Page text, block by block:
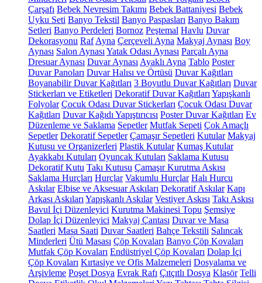
Çarşafı Bebek Nevresim Takımı Bebek Battaniyesi Bebek
Uyku Seti Banyo Tekstil Banyo Paspasları Banyo Bakım
Setleri Banyo Perdeleri Bornoz Peştemal Havlu Duvar
Dekorasyonu Raf Ayna Çerçeveli Ayna Makyaj Aynası Boy
Aynası Salon Aynası Yatak Odası Aynası Parçalı Ayna
Dresuar Aynası Duvar Aynası Ayaklı Ayna Tablo Poster
Duvar Panoları Duvar Halısı ve Örtüsü Duvar Kağıtları
Boyanabilir Duvar Kağıtları 3 Boyutlu Duvar Kağıtları Duvar
Stickerları ve Etiketleri Dekoratif Duvar Kağıtları Yapışkanlı
Folyolar Çocuk Odası Duvar Stickerları Çocuk Odası Duvar
Kağıtları Duvar Kağıdı Yapıştırıcısı Poster Duvar Kağıtları Ev
Düzenleme ve Saklama Sepetler Mutfak Sepeti Çok Amaçlı
Sepetler Dekoratif Sepetler Çamaşır Sepetleri Kutular Makyaj
Kutusu ve Organizerleri Plastik Kutular Kumaş Kutular
Ayakkabı Kutuları Oyuncak Kutuları Saklama Kutusu
Dekoratif Kutu Takı Kutusu Çamaşır Kurutma Askısı
Saklama Hurçları Hurçlar Vakumlu Hurçlar Halı Hurcu
Askılar Elbise ve Aksesuar Askıları Dekoratif Askılar Kapı
Arkası Askıları Yapışkanlı Askılar Vestiyer Askısı Takı Askısı
Bavul İçi Düzenleyici Kurutma Makinesi Topu Şemsiye
Dolap İçi Düzenleyici Makyaj Çantası Duvar ve Masa
Saatleri Masa Saati Duvar Saatleri Bahçe Tekstili Salıncak
Minderleri Ütü Masası Çöp Kovaları Banyo Çöp Kovaları
Mutfak Çöp Kovaları Endüstriyel Çöp Kovaları Dolap İçi
Çöp Kovaları Kırtasiye ve Ofis Malzemeleri Dosyalama ve
Arşivleme Poşet Dosya Evrak Rafı Çıtçıtlı Dosya Klasör Telli